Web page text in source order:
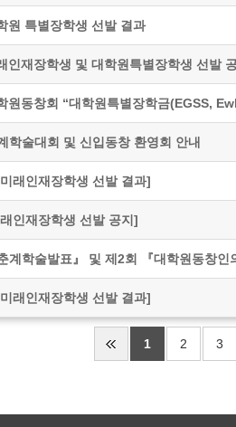
원 특별장학생 선발 결과
인재장학생 및 대학원특별장학생 선발
학술대회 및 신입동창 환영회 안내
래인재장학생 선발 결과]
인재장학생 선발 공지]
계학술발표』 및 제2회 『대학원동창인
래인재장학생 선발 결과]
1 2 3